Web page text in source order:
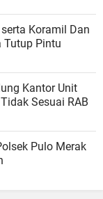
Koramil Dan
Tutup Pintu
Kantor Unit
Sesuai RAB
Pulo Merak